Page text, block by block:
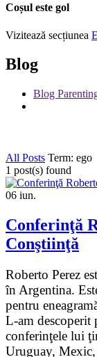
Coșul este gol
Vizitează secțiunea
Blog
Blog
All Posts Term: ego
1 post(s) found
06 iun.
Conferinţă
Conştiinţă
Roberto Perez
în Argentina.
pentru
L-am descoperit
conferinţele lui
Uruguay, Mexic,